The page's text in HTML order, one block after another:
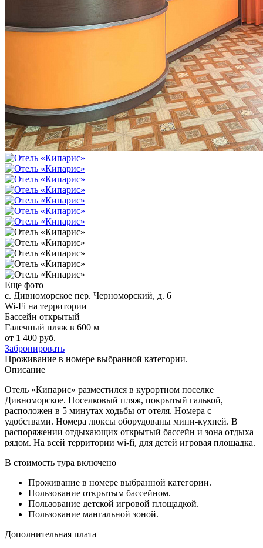
Еще фото
с. Дивноморское пер. Черноморский, д. 6
Wi-Fi на территории
Бассейн открытый
Галечный пляж в 600 м
от 1 400 руб.
Забронировать
Проживание в номере выбранной категории.
Описание
Отель «Кипарис» разместился в курортном поселке
Дивноморское. Поселковый пляж, покрытый галькой,
расположен в 5 минутах ходьбы от отеля. Номера с
удобствами. Номера люксы оборудованы мини-кухней. В
распоряжении отдыхающих открытый бассейн и зона отдыха
рядом. На всей территории wi-fi, для детей игровая площадка.
В стоимость тура включено
Проживание в номере выбранной категории.
Пользование открытым бассейном.
Пользование детской игровой площадкой.
Пользование мангальной зоной.
Дополнительная плата